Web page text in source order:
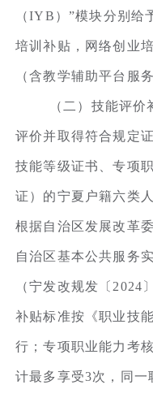
（IYB）”模块分别给
培训补贴，网络创业
（含教学辅助平台服
（二）技能评
评价并取得符合规定
技能等级证书、专项
证）的宁夏户籍六类
根据自治区发展改革
自治区基本公共服务
（宁发改规发〔2024
补贴标准按《职业技
行；专项职业能力考
计最多享受3次，同